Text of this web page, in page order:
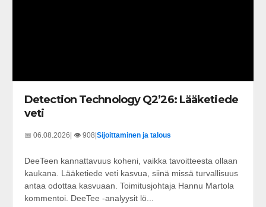
Detection Technology Q2’26: Lääketiede
veti
📅 06.08.2026 | 👁️ 908 Sijoittaminen ja talous
DeeTeen kannattavuus koheni, vaikka tavoitteesta ollaan
kaukana. Lääketiede veti kasvua, siinä missä turvallisuus
antaa odottaa kasvuaan. Toimitusjohtaja Hannu Martola
kommentoi. DeeTee -analyysit lö...